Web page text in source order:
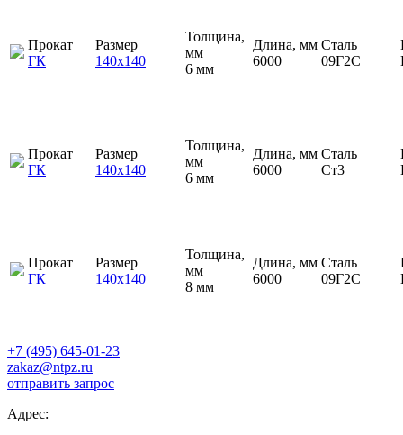
Прокат
ГК
Размер
140х140
Толщина,
мм
6 мм
Длина, мм
6000
Сталь
09Г2С
Прокат
ГК
Размер
140х140
Толщина,
мм
6 мм
Длина, мм
6000
Сталь
Ст3
Прокат
ГК
Размер
140х140
Толщина,
мм
8 мм
Длина, мм
6000
Сталь
09Г2С
+7 (495) 645-01-23
zakaz@ntpz.ru
отправить запрос
Адрес: